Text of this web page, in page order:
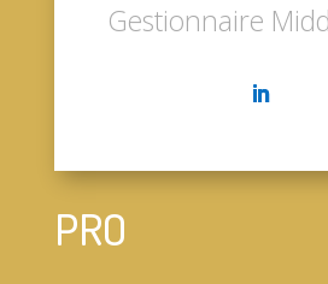
Gestionnaire
PRO